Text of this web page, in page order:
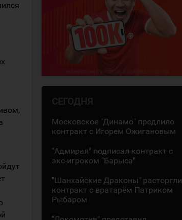
СЕГОДНЯ
Московское "Динамо" продлило
контракт с Игорем Ожигановым
"Адмирал" подписал контракт с
экс-игроком "Барыса"
"Шанхайские Драконы" расторгли
контракт с вратарём Патриком
Рыбаром